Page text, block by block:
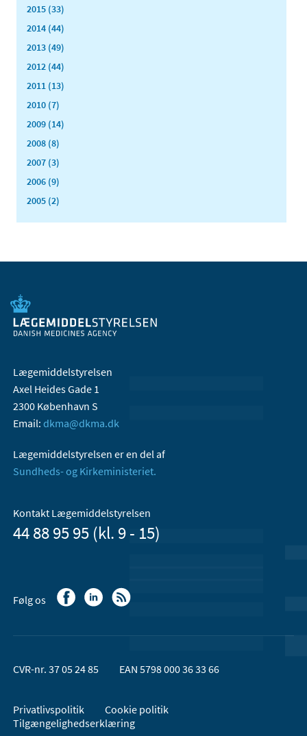
2015 (33)
2014 (44)
2013 (49)
2012 (44)
2011 (13)
2010 (7)
2009 (14)
2008 (8)
2007 (3)
2006 (9)
2005 (2)
Lægemiddelstyrelsen
Axel Heides Gade 1
2300 København S
Email: dkma@dkma.dk
Lægemiddelstyrelsen er en del af
Sundheds- og Kirkeministeriet.
Kontakt Lægemiddelstyrelsen
44 88 95 95 (kl. 9 - 15)
Følg os
CVR-nr. 37 05 24 85 EAN 5798 000 36 33 66
Privatlivspolitik
Cookie politik
Tilgængelighedserklæring